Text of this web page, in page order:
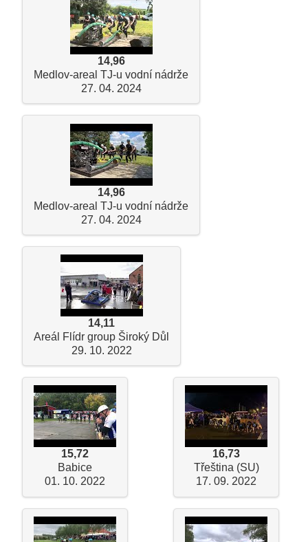
14,96
Medlov-areal TJ-u vodní nádrže
27. 04. 2024
14,96
Medlov-areal TJ-u vodní nádrže
27. 04. 2024
14,11
Areál Flídr group Široký Důl
29. 10. 2022
15,72
Babice
01. 10. 2022
16,73
Třeština (SU)
17. 09. 2022